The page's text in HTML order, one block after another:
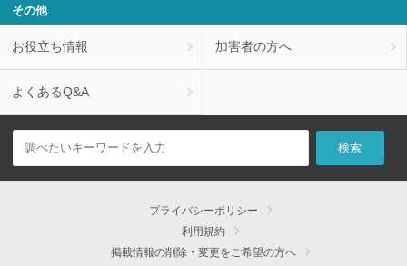
その他
お役立ち情報 加害者の方へ
よくあるQ&A
プライバシーポリシー
利用規約
掲載情報の削除・変更をご希望の方へ